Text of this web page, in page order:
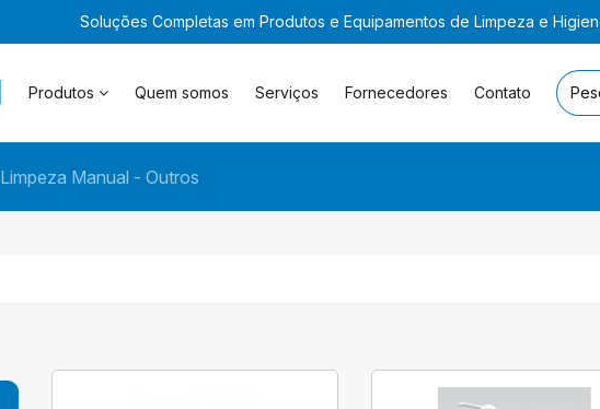
Soluções Completas em Produtos e Equipamentos de Limpeza e
Produtos Quem somos Serviços Fornecedores Contato
Limpeza Manual - Outros